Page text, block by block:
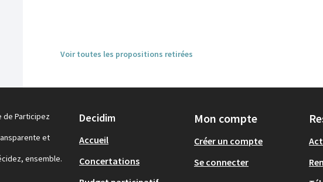
Voir toutes les propositions retirées
de Participez
et
ensemble.
Decidim
Accueil
Concertations
Mon compte
Créer un compte
Se connecter